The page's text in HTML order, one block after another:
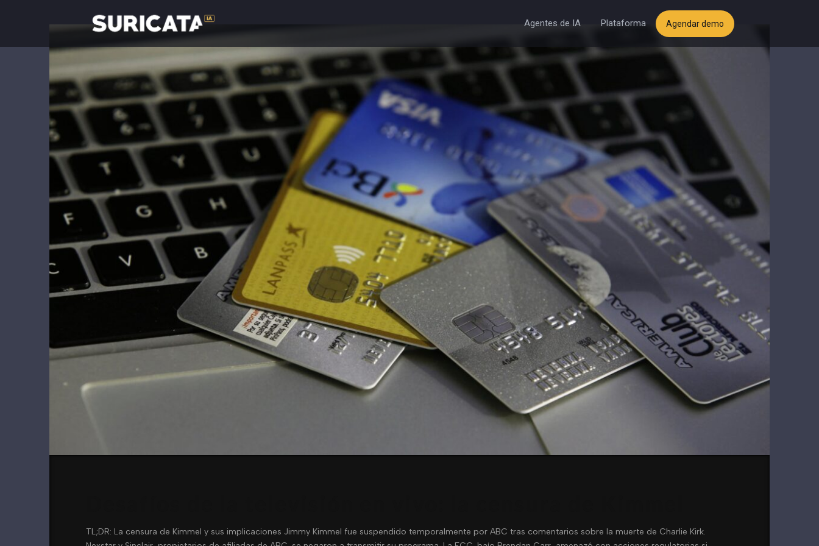
Agentes de IA Plataforma Agendar demo
TL;DR: La censura de Kimmel y sus implicaciones Jimmy Kimmel fue suspendido temporalmente por ABC tras comentarios sobre la muerte de Charlie Kirk.